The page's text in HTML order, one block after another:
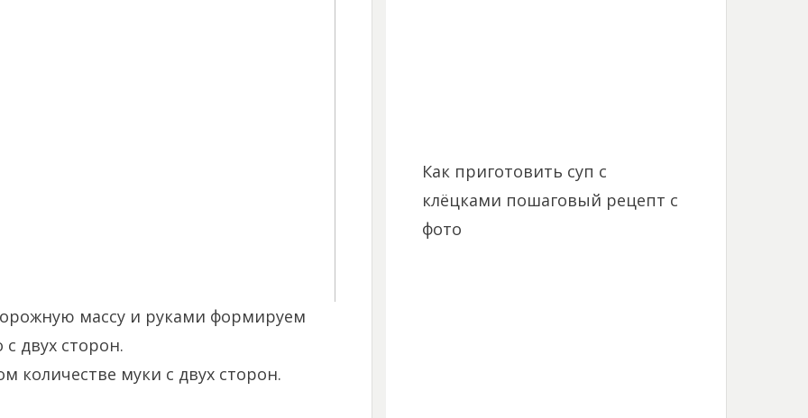
массу и руками формируем
двух сторон.
муки с двух сторон.
Как приготовить суп с
клёцками пошаговый рецепт с
фото